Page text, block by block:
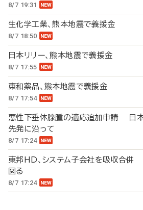
8/7 19:31
生化学工業、熊本地震で義援金
8/7 18:50
日本リリー、熊本地震で義援金
8/7 17:55
東和薬品、熊本地震で義援金
8/7 17:54
悪性下垂体腺腫の適応追加申請 日本
先発に沿って
8/7 17:24
東邦HD、システム子会社を吸収合
図る
8/7 17:24